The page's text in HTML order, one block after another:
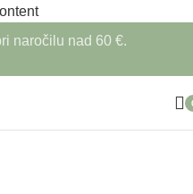
naročilu nad 60 €.